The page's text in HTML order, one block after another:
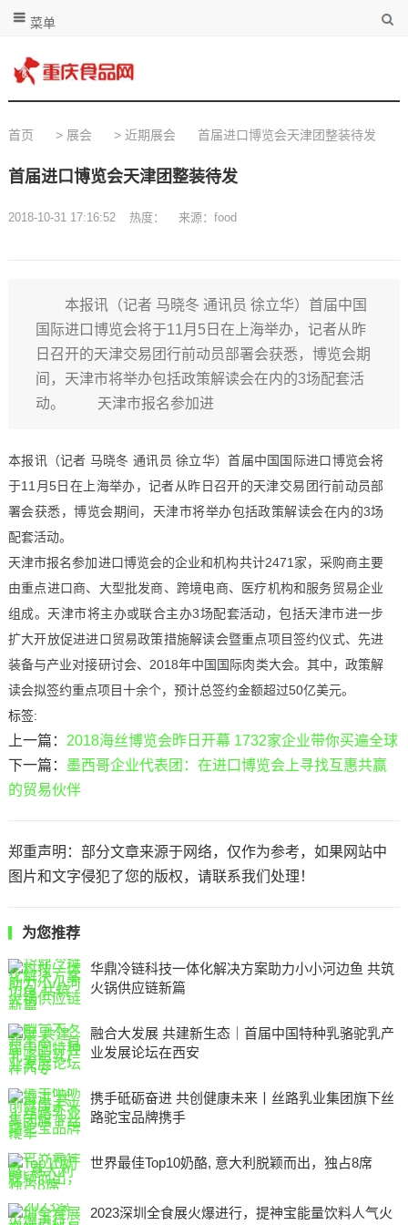
菜单
首页 > 展会 > 近期展会 首届进口博览会天津团整装待发
首届进口博览会天津团整装待发
2018-10-31 17:16:52 热度： 来源：food
本报讯（记者 马晓冬 通讯员 徐立华）首届中国
国际进口博览会将于11月5日在上海举办，记者从昨
日召开的天津交易团行前动员部署会获悉，博览会期
间，天津市将举办包括政策解读会在内的3场配套活
动。 天津市报名参加进
本报讯（记者 马晓冬 通讯员 徐立华）首届中国国际进口博览会将
于11月5日在上海举办，记者从昨日召开的天津交易团行前动员部
署会获悉，博览会期间，天津市将举办包括政策解读会在内的3场
配套活动。
天津市报名参加进口博览会的企业和机构共计2471家，采购商主要
由重点进口商、大型批发商、跨境电商、医疗机构和服务贸易企业
组成。天津市将主办或联合主办3场配套活动，包括天津市进一步
扩大开放促进进口贸易政策措施解读会暨重点项目签约仪式、先进
装备与产业对接研讨会、2018年中国国际肉类大会。其中，政策解
读会拟签约重点项目十余个，预计总签约金额超过50亿美元。
标签:
上一篇： 2018海丝博览会昨日开幕 1732家企业带你买遍全球
下一篇： 墨西哥企业代表团：在进口博览会上寻找互惠共赢
的贸易伙伴
郑重声明：部分文章来源于网络，仅作为参考，如果网站中
图片和文字侵犯了您的版权，请联系我们处理！
为您推荐
华鼎冷链科技一体化解决方案助力小小河边鱼 共筑
火锅供应链新篇
融合大发展 共建新生态｜首届中国特种乳骆驼乳产
业发展论坛在西安
携手砥砺奋进 共创健康未来丨丝路乳业集团旗下丝
路驼宝品牌携手
世界最佳Top10奶酪, 意大利脱颖而出，独占8席
2023深圳全食展火爆进行，提神宝能量饮料人气火